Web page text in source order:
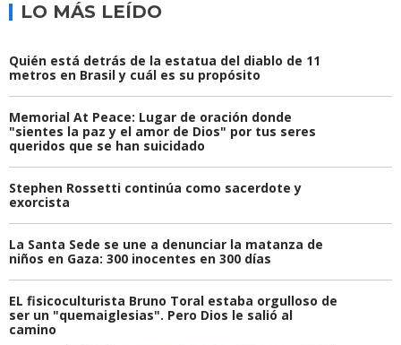
LO MÁS LEÍDO
Quién está detrás de la estatua del diablo de 11
metros en Brasil y cuál es su propósito
Memorial At Peace: Lugar de oración donde
"sientes la paz y el amor de Dios" por tus seres
queridos que se han suicidado
Stephen Rossetti continúa como sacerdote y
exorcista
La Santa Sede se une a denunciar la matanza de
niños en Gaza: 300 inocentes en 300 días
EL fisicoculturista Bruno Toral estaba orgulloso de
ser un "quemaiglesias". Pero Dios le salió al
camino